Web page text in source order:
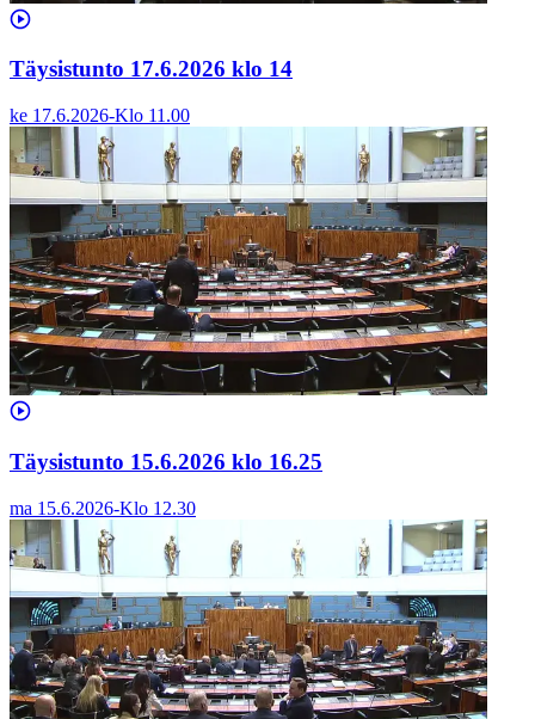
Täysistunto 17.6.2026 klo 14
ke 17.6.2026-Klo 11.00
Täysistunto 15.6.2026 klo 16.25
ma 15.6.2026-Klo 12.30